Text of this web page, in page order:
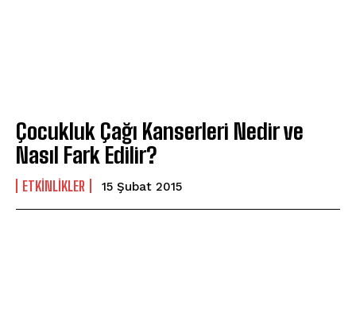
Çocukluk Çağı Kanserleri Nedir ve
Nasıl Fark Edilir?
ETKINLIKLER 15 Şubat 2015